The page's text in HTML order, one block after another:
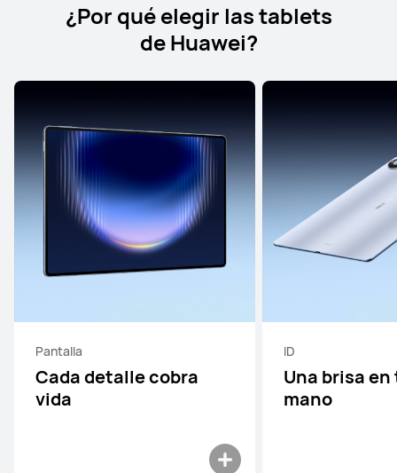
¿Por qué elegir las tablets
de Huawei?
Pantalla
Cada detalle cobra
vida
ID
Una brisa
mano